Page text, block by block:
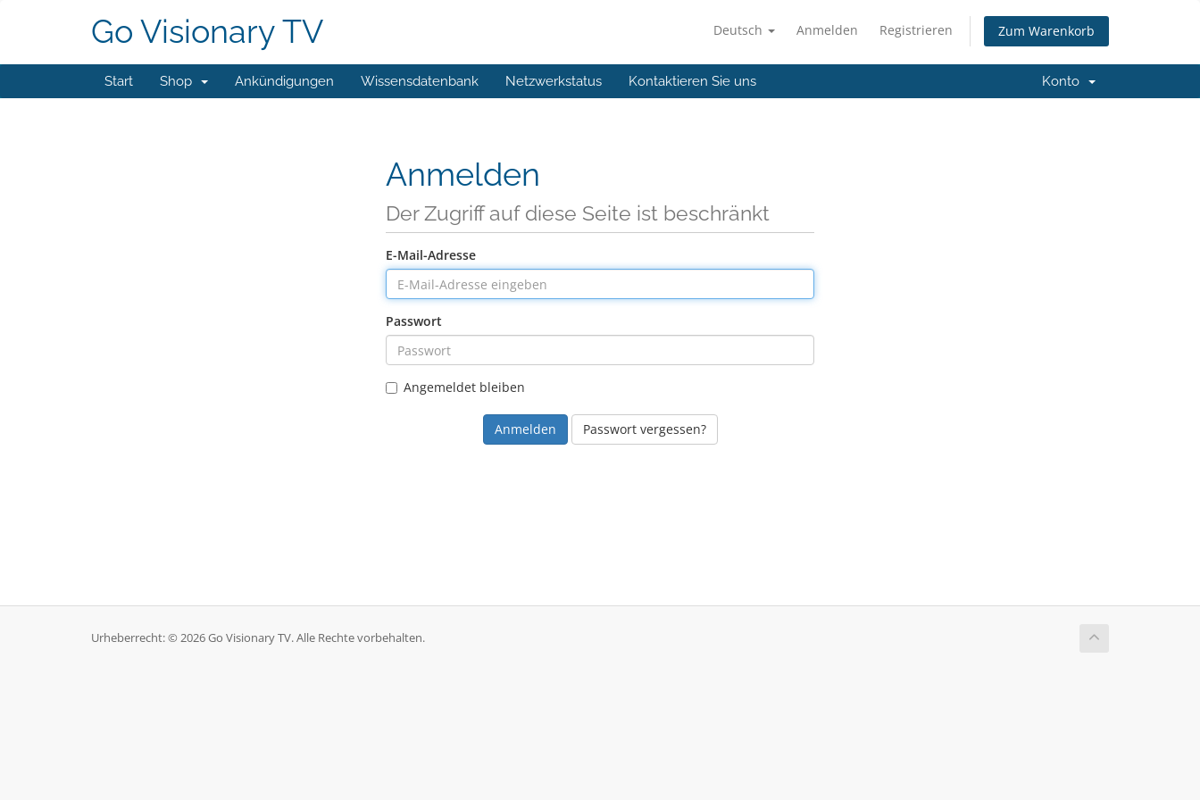
Deutsch Anmelden Registrieren Zum Warenkorb
Go Visionary TV
Start Shop Ankündigungen Wissensdatenbank Netzwerkstatus Kontaktieren Sie uns Konto
Anmelden
Der Zugriff auf diese Seite ist beschränkt
E-Mail-Adresse
Passwort
Angemeldet bleiben
Passwort vergessen?
Urheberrecht: © 2026 Go Visionary TV. Alle Rechte vorbehalten.